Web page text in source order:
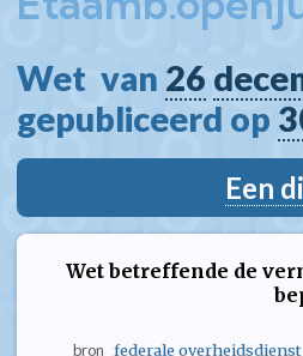
Wet  van 26
gepubliceerd op
Een
Wet betreffende de
bron federale